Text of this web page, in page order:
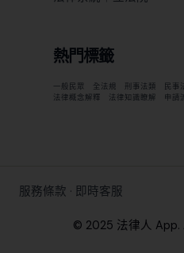
熱門標籤
一般民眾 全法規 刑事法類 民事
法律概念解釋
法律知識瞭解 申請
服務條款 · 即時客服
© 2025 法律人 App.